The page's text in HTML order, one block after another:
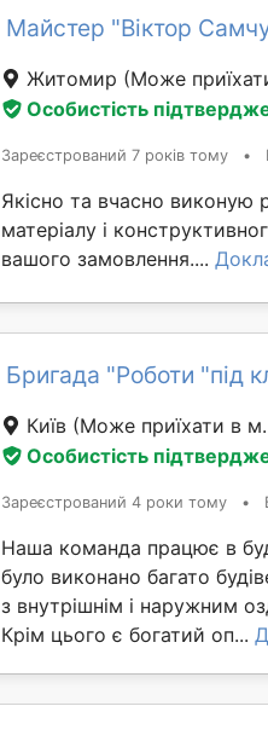
Майстер "Віктор
Житомир (Може
Особистість
Зареєстрований 7 років тому •
Якісно та вчасно
матеріалу і
вашого замовлення....
Бригада "Роботи "під
Київ (Може приїхати в
Особистість
Зареєстрований 4 роки тому •
Наша команда працює в
було виконано багато
з внутрішнім і наружним
Крім цього є богатий оп...